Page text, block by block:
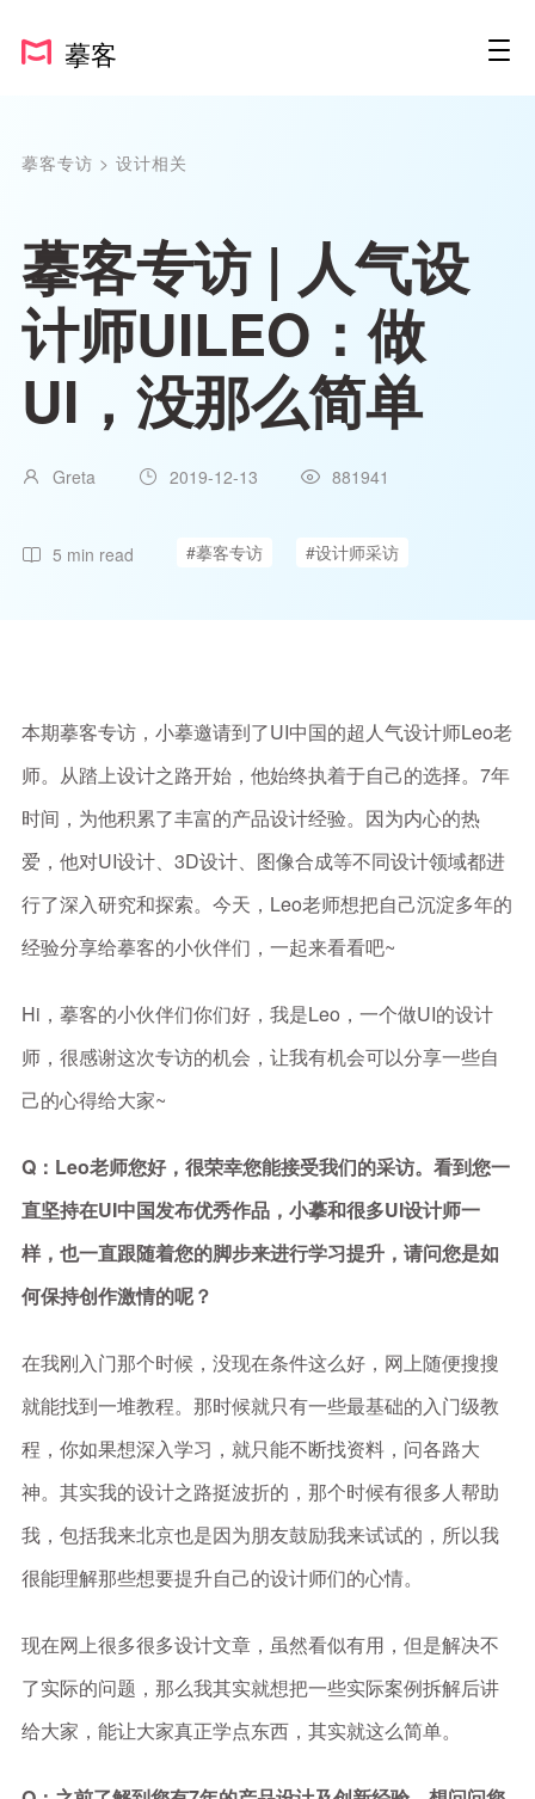
摹客
摹客专访 > 设计相关
摹客专访 | 人气设
计师UILEO：做
UI，没那么简单
Greta 2019-12-13 881941
5 min read #摹客专访 #设计师采访
本期摹客专访，小摹邀请到了UI中国的超人气设计师Leo老
师。从踏上设计之路开始，他始终执着于自己的选择。7年
时间，为他积累了丰富的产品设计经验。因为内心的热
爱，他对UI设计、3D设计、图像合成等不同设计领域都进
行了深入研究和探索。今天，Leo老师想把自己沉淀多年的
经验分享给摹客的小伙伴们，一起来看看吧~
Hi，摹客的小伙伴们你们好，我是Leo，一个做UI的设计
师，很感谢这次专访的机会，让我有机会可以分享一些自
己的心得给大家~
Q：Leo老师您好，很荣幸您能接受我们的采访。看到您一
直坚持在UI中国发布优秀作品，小摹和很多UI设计师一
样，也一直跟随着您的脚步来进行学习提升，请问您是如
何保持创作激情的呢？
在我刚入门那个时候，没现在条件这么好，网上随便搜搜
就能找到一堆教程。那时候就只有一些最基础的入门级教
程，你如果想深入学习，就只能不断找资料，问各路大
神。其实我的设计之路挺波折的，那个时候有很多人帮助
我，包括我来北京也是因为朋友鼓励我来试试的，所以我
很能理解那些想要提升自己的设计师们的心情。
现在网上很多很多设计文章，虽然看似有用，但是解决不
了实际的问题，那么我其实就想把一些实际案例拆解后讲
给大家，能让大家真正学点东西，其实就这么简单。